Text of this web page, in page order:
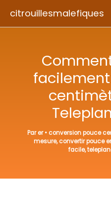
citrouillesmalefiques
facilement
Parer•conversion pouce
mesure,convertir pouce
facile,